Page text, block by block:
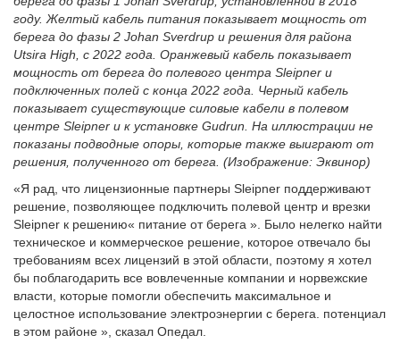
году. Желтый кабель питания показывает мощность от
берега до фазы 2 Johan Sverdrup и решения для района
Utsira High, с 2022 года. Оранжевый кабель показывает
мощность от берега до полевого центра Sleipner и
подключенных полей с конца 2022 года. Черный кабель
показывает существующие силовые кабели в полевом
центре Sleipner и к установке Gudrun. На иллюстрации не
показаны подводные опоры, которые также выиграют от
решения, полученного от берега. (Изображение: Эквинор)
«Я рад, что лицензионные партнеры Sleipner поддерживают
решение, позволяющее подключить полевой центр и врезки
Sleipner к решению« питание от берега ». Было нелегко найти
техническое и коммерческое решение, которое отвечало бы
требованиям всех лицензий в этой области, поэтому я хотел
бы поблагодарить все вовлеченные компании и норвежские
власти, которые помогли обеспечить максимальное и
целостное использование электроэнергии с берега. потенциал
в этом районе », сказал Опедал.